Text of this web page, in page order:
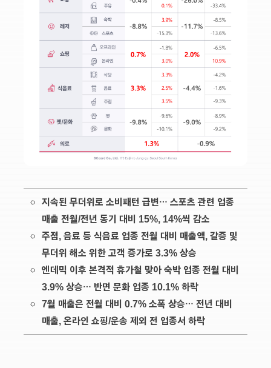
지속된 무더위로 소비패턴 급변… 스포츠 관련 업종
매출 전월/전년 동기 대비 15%, 14%씩 감소
주점, 음료 등 식음료 업종 전월 대비 매출액, 갈증 및
무더위 해소 위한 고객 증가로 3.3% 상승
엔데믹 이후 본격적 휴가철 맞아 숙박 업종 전월 대비
3.9% 상승… 반면 문화 업종 10.1% 하락
7월 매출은 전월 대비 0.7% 소폭 상승… 전년 대비
매출, 온라인 쇼핑/운송 제외 전 업종서 하락